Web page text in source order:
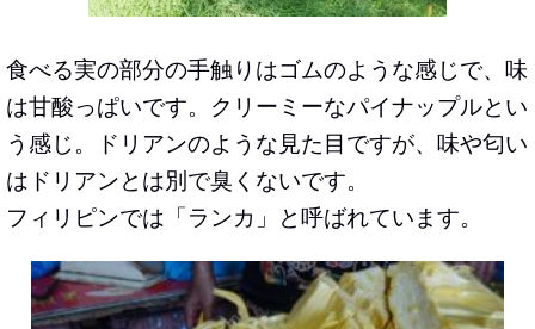
食べる実の部分の手触りはゴムのような感じで、味
は甘酸っぱいです。クリーミーなパイナップルとい
う感じ。ドリアンのような見た目ですが、味や匂い
はドリアンとは別で臭くないです。
フィリピンでは「ランカ」と呼ばれています。